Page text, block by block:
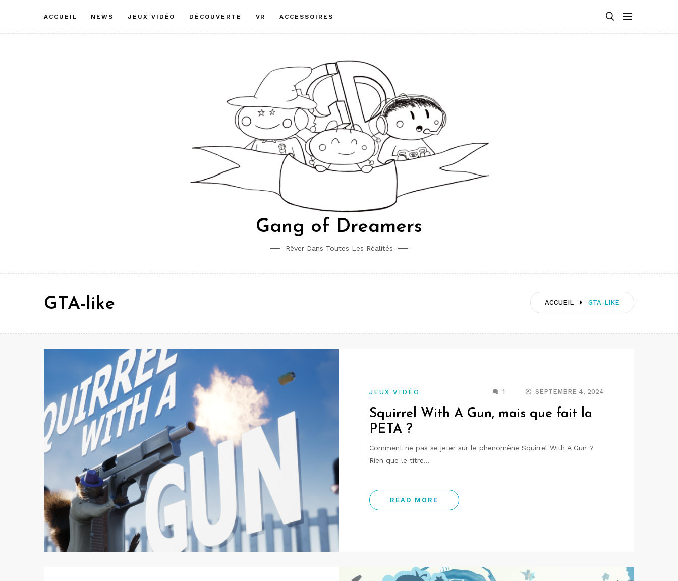
contenu
ACCUEIL NEWS JEUX VIDÉO DÉCOUVERTE VR ACCESSOIRES
Gang of Dreamers
Rêver Dans Toutes Les Réalités
ACCUEIL GTA-LIKE
GTA-like
JEUX VIDÉO 1 SEPTEMBRE 4, 2024
Squirrel With A Gun, mais que fait la
PETA ?
Comment ne pas se jeter sur le phénomène Squirrel With A Gun ?
Rien que le titre…
READ MORE